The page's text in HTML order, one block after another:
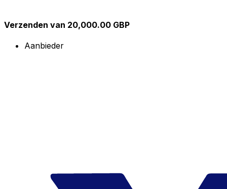
Verzenden van 20,000.00 GBP
Aanbieder